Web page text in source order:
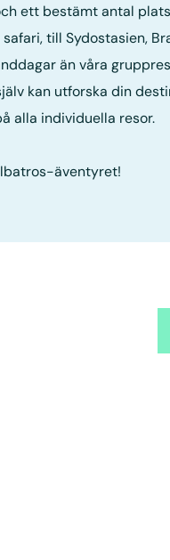
ett bestämt antal
till Sydostasien,
än våra
kan utforska din
alla individuella resor.
äventyret!